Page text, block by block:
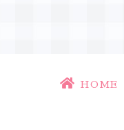
HOME